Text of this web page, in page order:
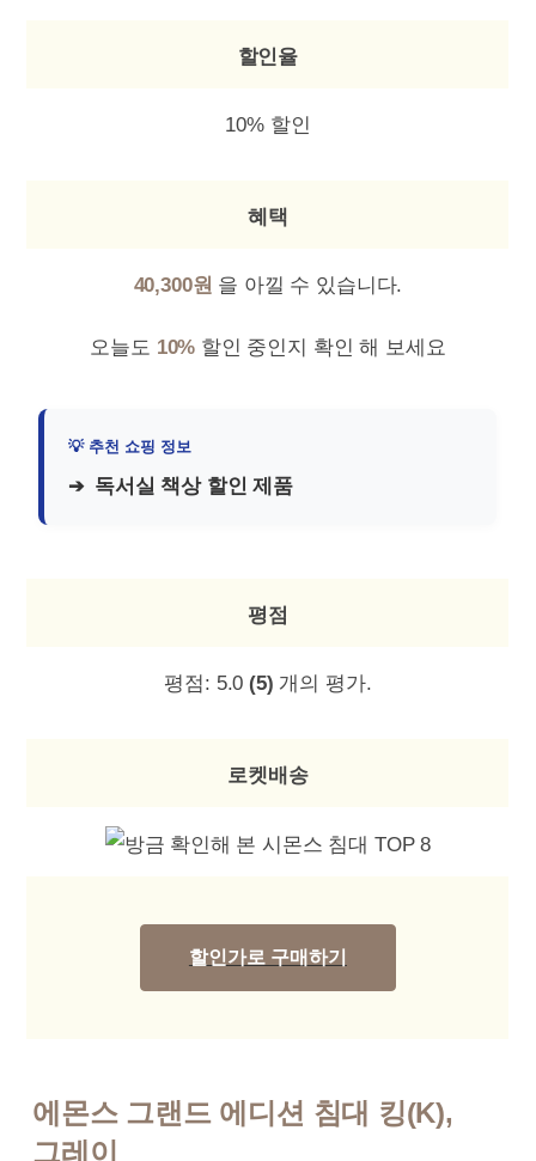
할인율
10% 할인
혜택
40,300원 을 아낄 수 있습니다.
오늘도 10% 할인 중인지 확인 해 보세요
독서실 책상 할인 제품
평점
평점: 5.0 (5) 개의 평가.
로켓배송
할인가로 구매하기
에몬스 그랜드 에디션 침대 킹(K),
그레이